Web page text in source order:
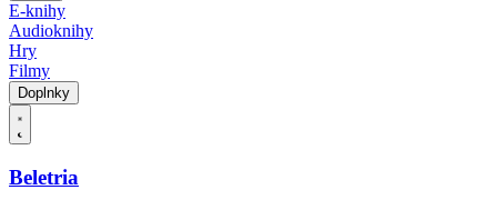
E-knihy
Audioknihy
Hry
Filmy
Doplnky
Beletria